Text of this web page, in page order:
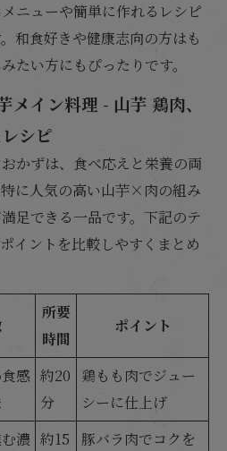
ニューや簡単に作れるレシピ
和食好きや健康志向の方はも
たい方にもぴったりです。
メイン料理 - 山芋 鶏肉、
シピ
かずは、食べ応えと栄養の両
に人気の高い山芋×肉の組み
足できる一品です。下記のテ
イントを比較しやすくまとめ
所要
時間
ポイント
感 約20
分
鶏もも肉でジュー
シーに仕上げ
濃 約15
豚バラ肉でコクを